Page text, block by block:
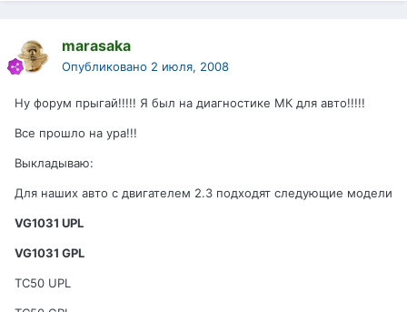
marasaka
Опубликовано 2 июля, 2008
Ну форум прыгай!!!!! Я был на диагностике МК для авто!!!!!
Все прошло на ура!!!
Выкладываю:
Для наших авто с двигателем 2.3 подходят следующие модели
VG1031 UPL
VG1031 GPL
TC50 UPL